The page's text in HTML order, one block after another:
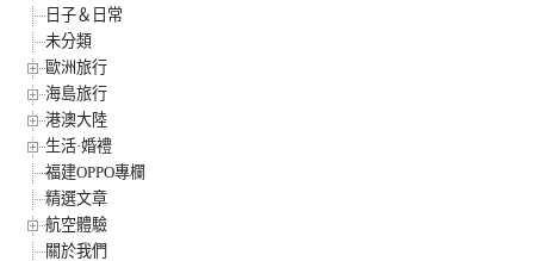
日子＆日常
未分類
歐洲旅行
海島旅行
港澳大陸
生活·婚禮
福建OPPO專欄
精選文章
航空體驗
關於我們